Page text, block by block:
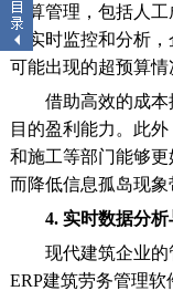
预算管理，包括人
过实时监控和分析
可能出现的超预算情
借助高效的成本
目的盈利能力。此
和施工等部门能够
而降低信息孤岛现象
4. 实时数据分
现代建筑企业的管
ERP建筑劳务管理